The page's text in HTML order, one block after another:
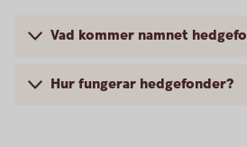
Vad kommer namnet
Hur fungerar hedgefonder?